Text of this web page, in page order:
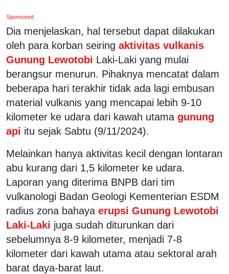
Sponsored
Dia menjelaskan, hal tersebut dapat dilakukan
oleh para korban seiring aktivitas vulkanis
Gunung Lewotobi Laki-Laki yang mulai
berangsur menurun. Pihaknya mencatat dalam
beberapa hari terakhir tidak ada lagi embusan
material vulkanis yang mencapai lebih 9-10
kilometer ke udara dari kawah utama gunung
api itu sejak Sabtu (9/11/2024).
Melainkan hanya aktivitas kecil dengan lontaran
abu kurang dari 1,5 kilometer ke udara.
Laporan yang diterima BNPB dari tim
vulkanologi Badan Geologi Kementerian ESDM
radius zona bahaya erupsi Gunung Lewotobi
Laki-Laki juga sudah diturunkan dari
sebelumnya 8-9 kilometer, menjadi 7-8
kilometer dari kawah utama atau sektoral arah
barat daya-barat laut.